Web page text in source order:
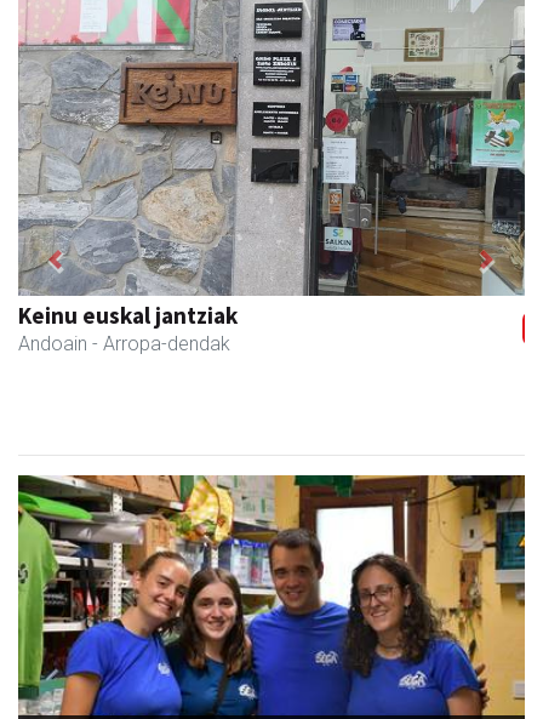
Keinu euskal jantziak
Andoain - Arropa-dendak
Previous Next